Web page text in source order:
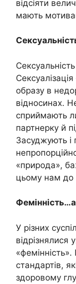
відсіяти
мають
образу в
відносинах.
сприймають
партнерку й
Засуджують і
«природа»,
цьому нам до
У різних
відрізнялися
«фемінність».
стандартів,
здоровому